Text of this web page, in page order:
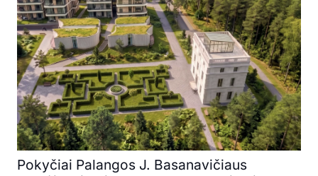
Pokyčiai Palangos J. Basanavičiaus